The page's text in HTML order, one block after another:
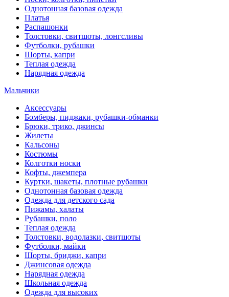
Однотонная базовая одежда
Платья
Распашонки
Толстовки, свитшоты, лонгсливы
Футболки, рубашки
Шорты, капри
Теплая одежда
Нарядная одежда
Мальчики
Аксессуары
Бомберы, пиджаки, рубашки-обманки
Брюки, трико, джинсы
Жилеты
Кальсоны
Костюмы
Колготки носки
Кофты, джемпера
Куртки, шакеты, плотные рубашки
Однотонная базовая одежда
Одежда для детского сада
Пижамы, халаты
Рубашки, поло
Теплая одежда
Толстовки, водолазки, свитшоты
Футболки, майки
Шорты, бриджи, капри
Джинсовая одежда
Нарядная одежда
Школьная одежда
Одежда для высоких